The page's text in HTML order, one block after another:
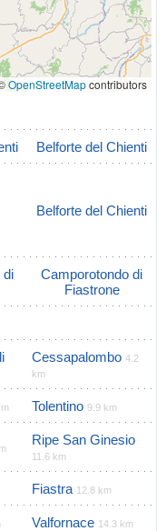
OpenStreetMapcontributors
Belforte del Chienti
Belforte del Chienti
di
Camporotondo di
Fiastrone
Cessapalombo 4.2
km
Tolentino 9.9 km
Ripe San Ginesio
11.6 km
Fiastra 12.8 km
Valfornace 14.3 km